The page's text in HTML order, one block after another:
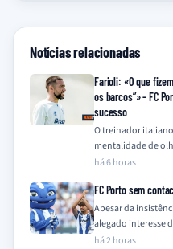
Notícias relacionadas
Farioli: «O que
os barcos”» – FC
sucesso
O treinador
mentalidade de
temporada de
há 6 horas
FC Porto sem
Apesar da
alegado interesse
Porto nega
há 2 horas